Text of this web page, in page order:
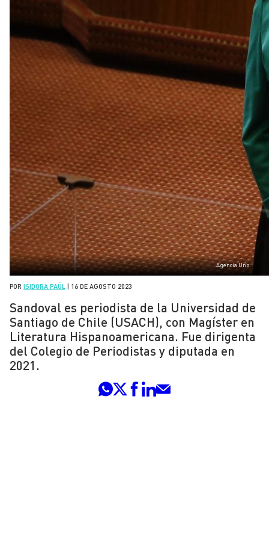
Agencia Uno
POR ISIDORA PAÚL 16 DE AGOSTO 2023
Sandoval es periodista de la Universidad de
Santiago de Chile (USACH), con Magíster en
Literatura Hispanoamericana. Fue dirigenta
del Colegio de Periodistas y diputada en
2021.